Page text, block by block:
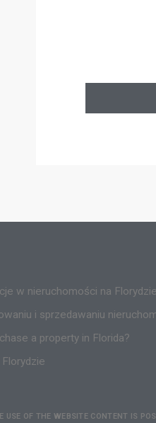
w nieruchomości na Florydzie
i sprzedawaniu
a property in Florida?
OF THE WEBSITE CONTENT IS